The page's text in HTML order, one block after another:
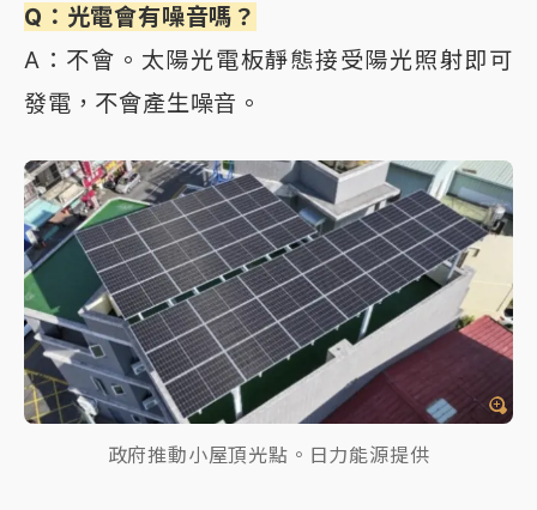
Q：光電會有噪音嗎？
A：不會。太陽光電板靜態接受陽光照射即可
發電，不會產生噪音。
政府推動小屋頂光點。日力能源提供